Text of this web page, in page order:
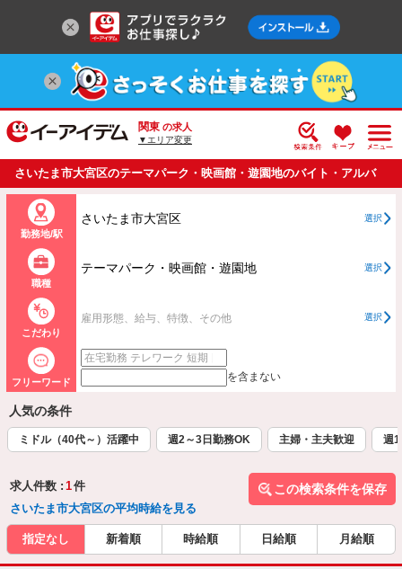
関東 の求人
▼エリア変更
さいたま市大宮区のテーマパーク・映画館・遊園地のバイト・アルバ
イト・パートの求人情報一覧
勤務地/駅
さいたま市大宮区 選択
職種
テーマパーク・映画館・遊園地 選択
こだわり
雇用形態、給与、特徴、その他 選択
フリーワード を含まない
人気の条件
ミドル（40代～）活躍中 週2～3日勤務OK 主婦・主夫歓迎 週
求人件数 : 1件
さいたま市大宮区の平均時給を見る
この検索条件を保存
指定なし 新着順 時給順 日給順 月給順